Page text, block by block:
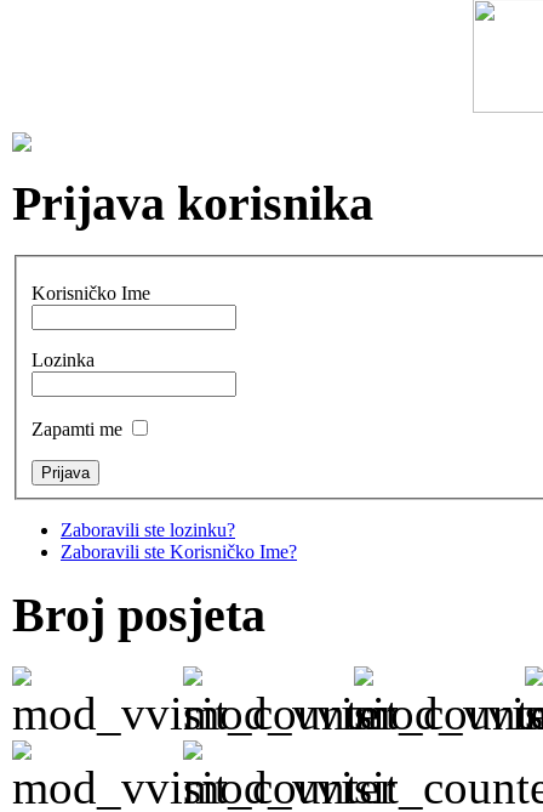
Prijava korisnika
Korisničko Ime
Lozinka
Zapamti me
Zaboravili ste lozinku?
Zaboravili ste Korisničko Ime?
Broj posjeta